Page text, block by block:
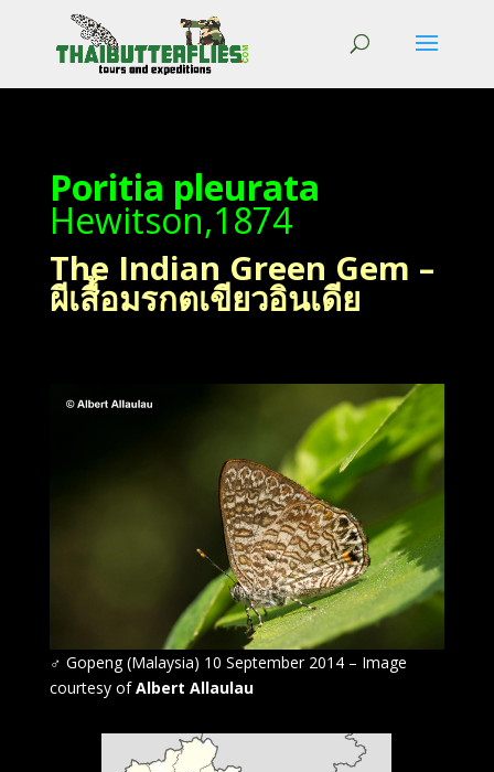
Poritia pleurata
Hewitson,1874
The Indian Green Gem –
ผีเสื้อมรกตเขียวอินเดีย
♂ Gopeng (Malaysia) 10 September 2014 – Image
courtesy ofAlbert Allaulau